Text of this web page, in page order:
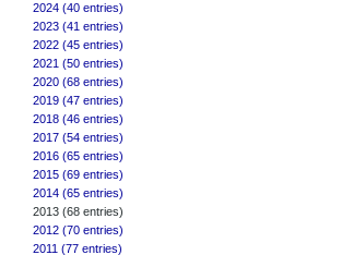
2024 (40 entries)
2023 (41 entries)
2022 (45 entries)
2021 (50 entries)
2020 (68 entries)
2019 (47 entries)
2018 (46 entries)
2017 (54 entries)
2016 (65 entries)
2015 (69 entries)
2014 (65 entries)
2013 (68 entries)
2012 (70 entries)
2011 (77 entries)